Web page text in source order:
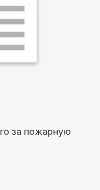
за пожарную